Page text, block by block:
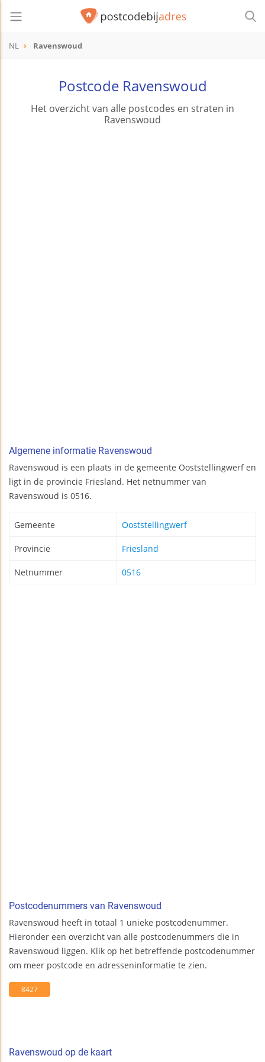
NL Ravenswoud
Postcode Ravenswoud
Het overzicht van alle postcodes en straten in
Ravenswoud
Algemene informatie Ravenswoud
Ravenswoud is een plaats in de gemeente Ooststellingwerf en
ligt in de provincie Friesland. Het netnummer van
Ravenswoud is 0516.
Gemeente Ooststellingwerf
Provincie Friesland
Netnummer 0516
Postcodenummers van Ravenswoud
Ravenswoud heeft in totaal 1 unieke postcodenummer.
Hieronder een overzicht van alle postcodenummers die in
Ravenswoud liggen. Klik op het betreffende postcodenummer
om meer postcode en adresseninformatie te zien.
8427
Ravenswoud op de kaart